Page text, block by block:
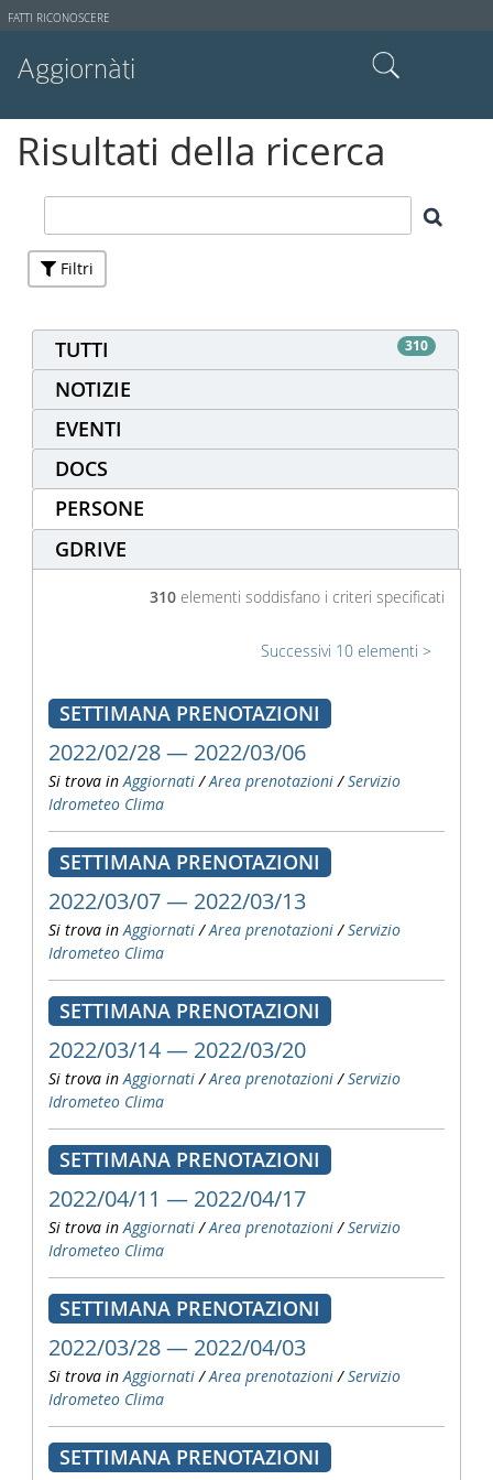
Strumenti
FATTI RICONOSCERE
Aggiornàti
Ricerca avanzata…
Risultati della ricerca
Filtri
TUTTI 310
NOTIZIE
EVENTI
DOCS
PERSONE
GDRIVE
310 elementi soddisfano i criteri specificati
Successivi 10 elementi
SETTIMANA PRENOTAZIONI
2022/02/28 — 2022/03/06
Si trova in Aggiornati /Area prenotazioni /Servizio
Idrometeo Clima
SETTIMANA PRENOTAZIONI
2022/03/07 — 2022/03/13
Si trova in Aggiornati /Area prenotazioni /Servizio
Idrometeo Clima
SETTIMANA PRENOTAZIONI
2022/03/14 — 2022/03/20
Si trova in Aggiornati /Area prenotazioni /Servizio
Idrometeo Clima
SETTIMANA PRENOTAZIONI
2022/04/11 — 2022/04/17
Si trova in Aggiornati /Area prenotazioni /Servizio
Idrometeo Clima
SETTIMANA PRENOTAZIONI
2022/03/28 — 2022/04/03
Si trova in Aggiornati /Area prenotazioni /Servizio
Idrometeo Clima
SETTIMANA PRENOTAZIONI